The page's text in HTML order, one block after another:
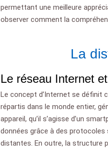
permettant une meilleure
observer comment la
La
Le réseau Internet
Le concept d’Internet se définit
répartis dans le monde entier,
appareil, qu’il s’agisse d’un
données grâce à des
distantes. En outre, la structure